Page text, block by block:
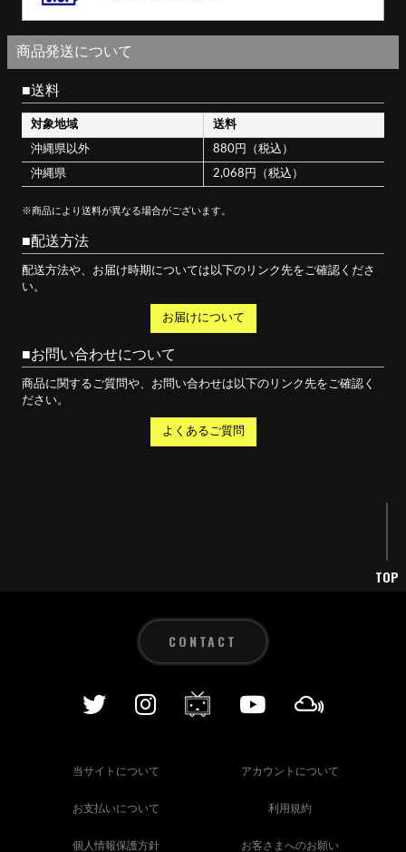
商品発送について
送料
対象地域 送料
沖縄県以外 880円（税込）
沖縄県 2,068円（税込）
※商品により送料が異なる場合がございます。
配送方法
配送方法や、お届け時期については以下のリンク先をご確認くださ
い。
お届けについて
お問い合わせについて
商品に関するご質問や、お問い合わせは以下のリンク先をご確認く
ださい。
よくあるご質問
TOP
CONTACT
当サイトについて アカウントについて
お支払いについて 利用規約
個人情報保護方針 お客さまへのお願い